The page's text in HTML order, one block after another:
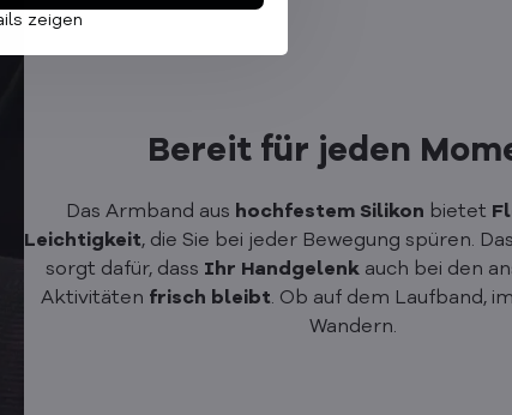
Bereit für jeden
Das Armband aus hochfestem Silikon bietet
Leichtigkeit, die Sie bei jeder Bewegung spüren.
sorgt dafür, dass Ihr Handgelenkauch bei den
Aktivitäten frisch bleibt. Ob auf dem Laufband,
Wandern.
zeigen